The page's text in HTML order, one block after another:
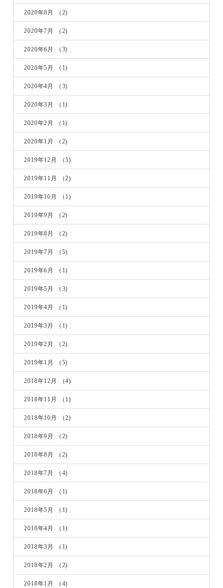
2020年8月 （2)
2020年7月 （2)
2020年6月 （3)
2020年5月 （1)
2020年4月 （3)
2020年3月 （1)
2020年2月 （1)
2020年1月 （2)
2019年12月 （5)
2019年11月 （2)
2019年10月 （1)
2019年9月 （2)
2019年8月 （2)
2019年7月 （5)
2019年6月 （1)
2019年5月 （3)
2019年4月 （1)
2019年3月 （1)
2019年2月 （2)
2019年1月 （5)
2018年12月 （4)
2018年11月 （1)
2018年10月 （2)
2018年9月 （2)
2018年8月 （2)
2018年7月 （4)
2018年6月 （1)
2018年5月 （1)
2018年4月 （1)
2018年3月 （1)
2018年2月 （2)
2018年1月 （4)